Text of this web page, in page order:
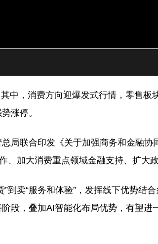
中，消费方向迎爆发式行情，零售板
涨停。
局联合印发《关于加强商务和金融协
加大消费重点领域金融支持、扩大政
到卖“服务和体验”，发挥线下优势结
段，叠加AI智能化布局优势，有望进